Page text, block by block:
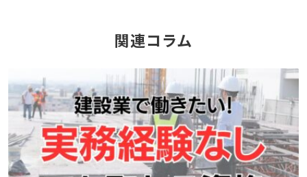
関連コラム